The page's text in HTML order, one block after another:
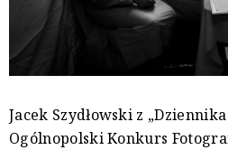
Jacek Szydłowski z
Ogólnopolski Konkurs